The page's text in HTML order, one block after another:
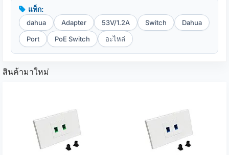
แท็ก:
dahua Adapter 53V/1.2A Switch
Dahua
Port
PoE Switch อะไหล่
สินค้ามาใหม่